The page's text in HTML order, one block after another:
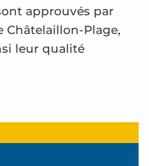
approuvés par
Châtelaillon-Plage,
leur qualité